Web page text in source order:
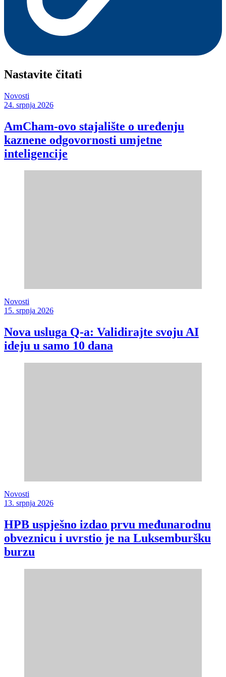
Nastavite čitati
Novosti
24. srpnja 2026
AmCham-ovo stajalište o uređenju
kaznene odgovornosti umjetne
inteligencije
Novosti
15. srpnja 2026
Nova usluga Q-a: Validirajte svoju AI
ideju u samo 10 dana
Novosti
13. srpnja 2026
HPB uspješno izdao prvu međunarodnu
obveznicu i uvrstio je na Luksemburšku
burzu